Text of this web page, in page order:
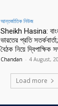
আন্তর্জাতিক নিউজ
Sheikh Hasina:
ভারতের প্রতি
বৈঠক নিয়ে দ্বিপাক্ষিক
Chandan - 4 August,
Load more